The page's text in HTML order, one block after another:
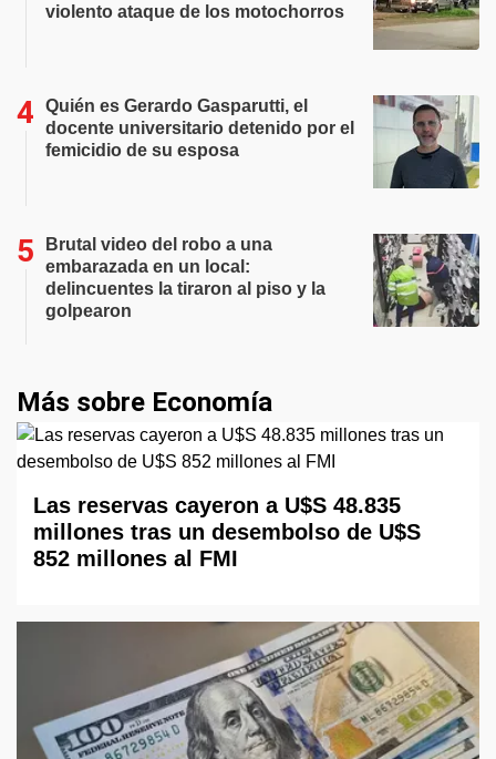
violento ataque de los motochorros
Quién es Gerardo Gasparutti, el
docente universitario detenido por el
femicidio de su esposa
Brutal video del robo a una
embarazada en un local:
delincuentes la tiraron al piso y la
golpearon
Más sobre Economía
Las reservas cayeron a U$S 48.835
millones tras un desembolso de U$S
852 millones al FMI